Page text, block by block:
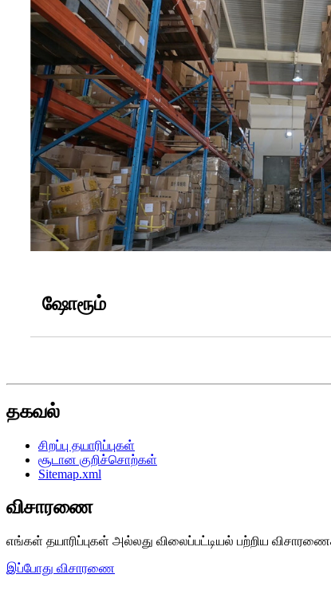
ஷோரூம்
தகவல்
சிறப்பு தயாரிப்புகள்
சூடான குறிச்சொற்கள்
Sitemap.xml
விசாரணை
எங்கள் தயாரிப்புகள் அல்லது விலைப்பட்டியல் பற்றிய
இப்போது விசாரணை